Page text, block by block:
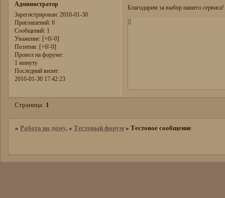
Администратор
Зарегистрирован: 2010-01-30
Приглашений:0
Сообщений:1
Уважение: [+0/-0]
Позитив: [+0/-0]
Провел на форуме:
1 минуту
Последний визит:
2010-01-30 17:42:23
Благодарим за выбор нашего сервиса!
0
Страница: 1
» Работа на дому. » Тестовый форум » Тестовое сообщение